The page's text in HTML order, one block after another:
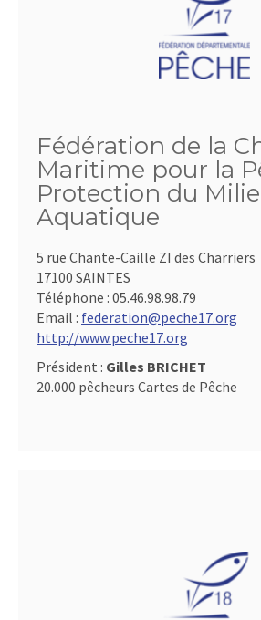
Fédération de la
Maritime pour la
Protection du
Aquatique
5 rue Chante-Caille ZI des Charriers
17100 SAINTES
Téléphone : 05.46.98.98.79
Email : federation@peche17.org
http://www.peche17.org
Président : Gilles BRICHET
20.000 pêcheurs Cartes de Pêche